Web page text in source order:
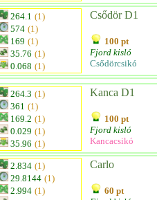
264.1 (1)
574 (1)
169 (1)
35.76 (1)
0.068 (1)
Csődör D1
100 pt
Fjord kisló
Csődörcsikó
264.3 (1)
361 (1)
169.2 (1)
0.029 (1)
35.96 (1)
Kanca D1
100 pt
Fjord kisló
Kancacsikó
2.834 (1)
29.8144 (1)
2.994 (1)
Carlo
60 pt